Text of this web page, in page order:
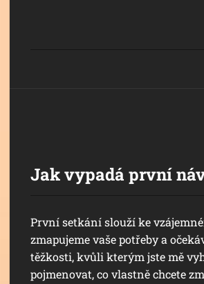
Jak vypadá první
První setkání slouží ke
zmapujeme vaše potřeby a
těžkosti, kvůli kterým jste mě
pojmenovat, co vlastně chcete